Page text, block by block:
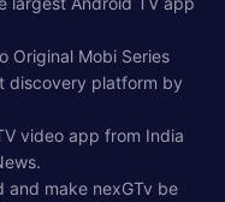
Original Mobi Series
discovery platform by
video app from India
and make nexGTv be